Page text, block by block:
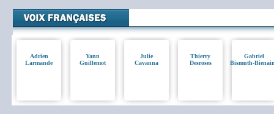
Adrien
Larmande
Yann
Guillemot
Julie
Cavanna
Thierry
Desroses
Gabriel
Bismuth-